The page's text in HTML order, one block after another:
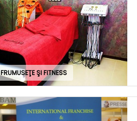
FRUMUSEŢE ŞI FITNESS